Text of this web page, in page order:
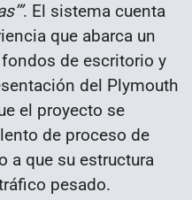
. El sistema cuenta
que abarca un
de escritorio y
del Plymouth
el proyecto se
de proceso de
a que su estructura
pesado.